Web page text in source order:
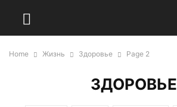
Home Жизнь Здоровье Page 2
ЗДОРОВЬЕ